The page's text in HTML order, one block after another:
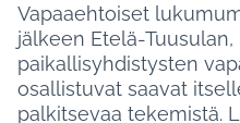
Vapaaehtoiset
jälkeen Etelä-
paikallisyhdistysten
osallistuvat saavat
palkitsevaa tekemistä.